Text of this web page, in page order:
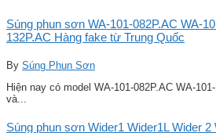
Súng phun sơn WA-101-082P.AC WA-
132P.AC Hàng fake từ Trung Quốc
By Súng Phun Sơn
Hiện nay có model WA-101-082P.AC WA-
và...
Súng phun sơn Wider1 Wider1L Wider 2